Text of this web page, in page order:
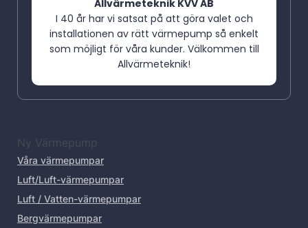
Allvärmeteknik KVV AB
I 40 år har vi satsat på att göra valet och
installationen av rätt värmepump så enkelt
som möjligt för våra kunder. Välkommen till
Allvärmeteknik!
Ny Värmepump
Våra värmepumpar
Luft/Luft-värmepumpar
Luft / Vatten-värmepumpar
Bergvärmepumpar